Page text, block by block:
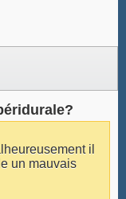
il
un mauvais